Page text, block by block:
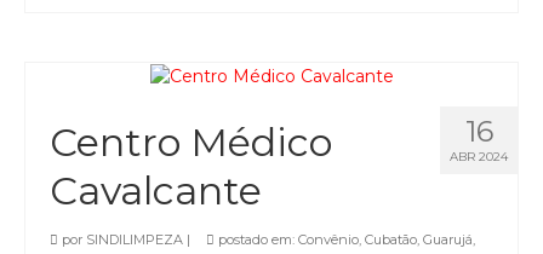
16
ABR 2024
Centro Médico
Cavalcante
por SINDILIMPEZA | postado em: Convênio, Cubatão, Guarujá,